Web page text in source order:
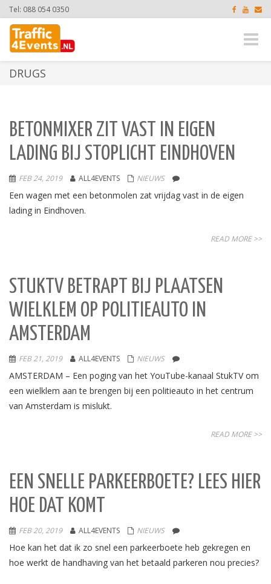
Tel: 088 054 0350
Toggle
DRUGS
BETONMIXER ZIT VAST IN EIGEN
LADING BIJ STOPLICHT EINDHOVEN
FEB 24, 2019 ALL4EVENTS NIEUWS
Een wagen met een betonmolen zat vrijdag vast in de eigen
lading in Eindhoven.
READ MORE >>
STUKTV BETRAPT BIJ PLAATSEN
WIELKLEM OP POLITIEAUTO IN
AMSTERDAM
FEB 21, 2019 ALL4EVENTS NIEUWS
AMSTERDAM – Een poging van het YouTube-kanaal StukTV om
een wielklem aan te brengen bij een politieauto in het centrum
van Amsterdam is mislukt.
READ MORE >>
EEN SNELLE PARKEERBOETE? LEES HIER
HOE DAT KOMT
FEB 20, 2019 ALL4EVENTS NIEUWS
Hoe kan het dat ik zo snel een parkeerboete heb gekregen en
hoe werkt de handhaving van het betaald parkeren nou precies?